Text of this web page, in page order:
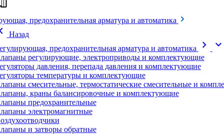
предохранительная арматура и автоматика
Назад
предохранительная арматура и автоматика
chevron_right expand_more
регулирующие, электроприводы и комплектующие
давления, перепада давления и комплектующие
температуры и комплектующие
смесительные, термостатические смесительные и
краны балансировочные и комплектующие
предохранительные
электромагнитные
и затворы обратные